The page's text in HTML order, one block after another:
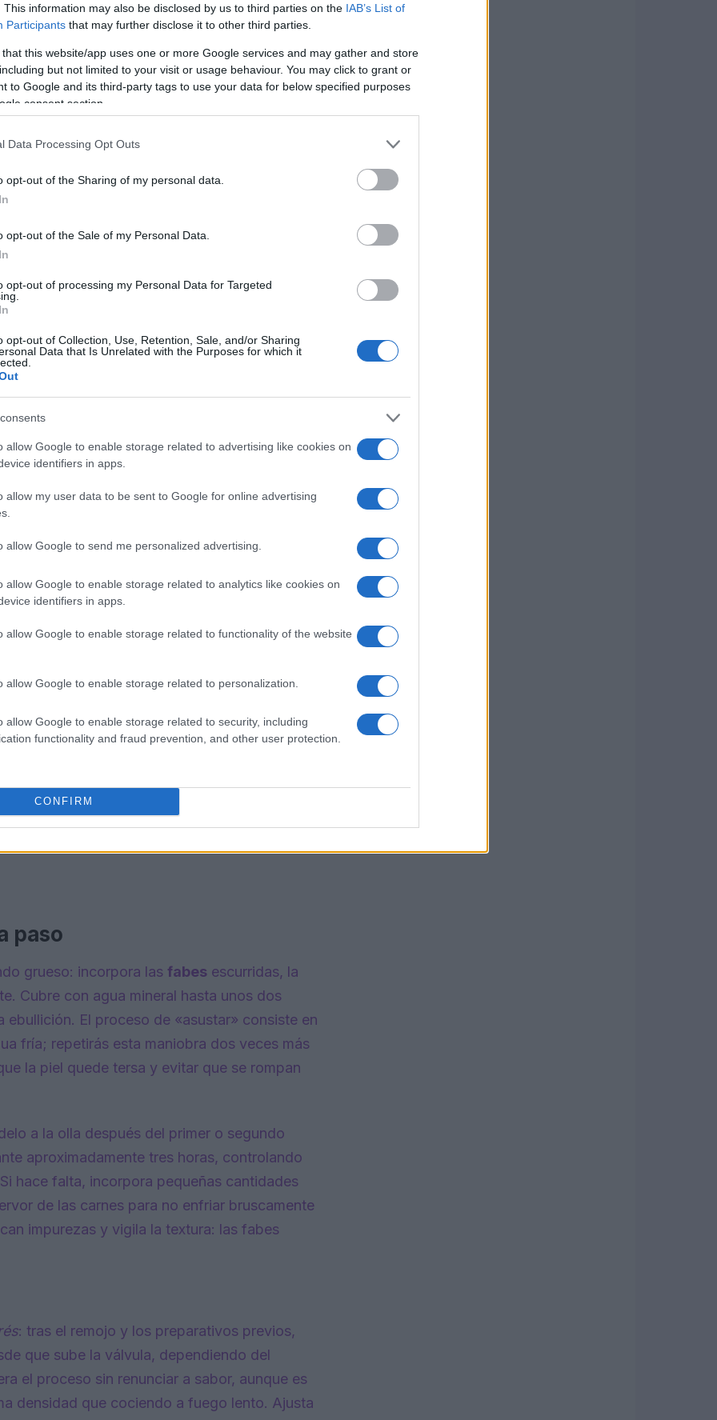
This information may also be disclosed by us to third parties on the IAB’s List of
Participants that may further disclose it to other third parties.
that this website/app uses one or more Google services and may gather and store
but not limited to your visit or usage behaviour. You may click to grant or
to Google and its third-party tags to use your data for below specified purposes
consent section.
Data Processing Opt Outs
opt-out of the Sharing of my personal data.
opt-out of the Sale of my Personal Data.
opt-out of processing my Personal Data for Targeted
opt-out of Collection, Use, Retention, Sale, and/or Sharing
Data that Is Unrelated with the Purposes for which it
allow Google to enable storage related to advertising like cookies on
identifiers in apps.
allow my user data to be sent to Google for online advertising
allow Google to send me personalized advertising.
allow Google to enable storage related to analytics like cookies on
identifiers in apps.
allow Google to enable storage related to functionality of the website
allow Google to enable storage related to personalization.
allow Google to enable storage related to security, including
functionality and fraud prevention, and other user protection.
CONFIRM
tareas la noche anterior: poner las
de sal controlado La paciencia aquí no es
y unas alubias enteras y cremosas.
previa
blancas grandes), preferiblemente de
El
una cebolla entera, varios dientes de ajo,
oliva
para que no endurezcan su piel.
amplio con agua fría y déjalas cubrirse
otro bol pon el lacón para que se desale,
embutidos muy grasos, puedes escaldarlos
opción que reduce la densidad del caldo sin
paso
grueso: incorpora las fabes escurridas, la
Cubre con agua mineral hasta unos dos
El proceso de «asustar» consiste en
fría; repetirás esta maniobra dos veces más
la piel quede tersa y evitar que se rompan
a la olla después del primer o segundo
aproximadamente tres horas, controlando
hace falta, incorpora pequeñas cantidades
de las carnes para no enfriar bruscamente
impurezas y vigila la textura: las fabes
: tras el remojo y los preparativos previos,
que sube la válvula, dependiendo del
el proceso sin renunciar a sabor, aunque es
densidad que cociendo a fuego lento. Ajusta